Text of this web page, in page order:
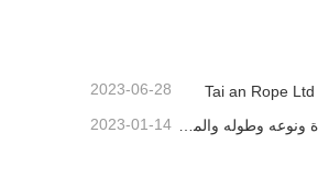
2023-06-28
2023-01-14